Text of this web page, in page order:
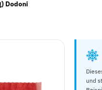
Dodoni
und